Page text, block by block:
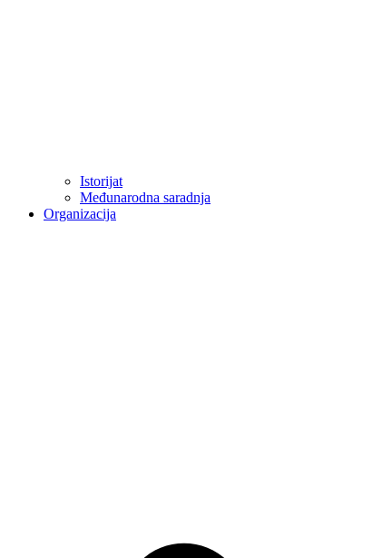
Istorijat
Međunarodna saradnja
Organizacija